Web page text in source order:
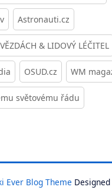
Astronauti.cz
& LIDOVÝ LÉČITEL
OSUD.cz WM
světovému řádu
Ever Blog Theme Designed